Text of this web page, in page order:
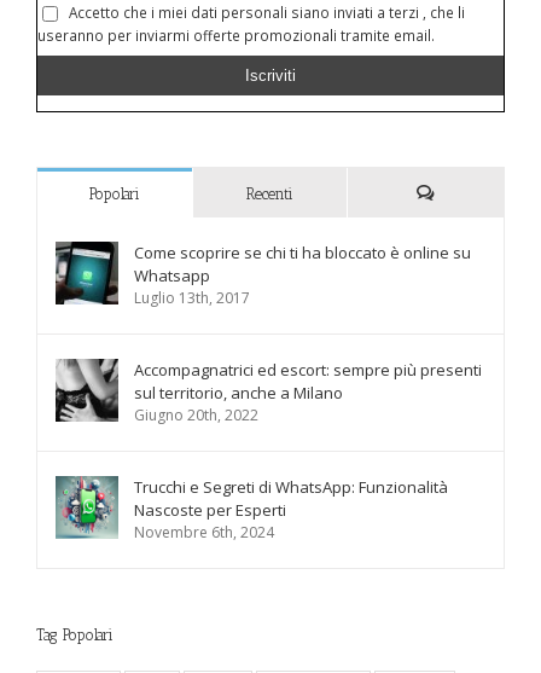
Accetto che i miei dati personali siano inviati a terzi , che li
useranno per inviarmi offerte promozionali tramite email.
Popolari Recenti
Come scoprire se chi ti ha bloccato è online su
Whatsapp
Luglio 13th, 2017
Accompagnatrici ed escort: sempre più presenti
sul territorio, anche a Milano
Giugno 20th, 2022
Trucchi e Segreti di WhatsApp: Funzionalità
Nascoste per Esperti
Novembre 6th, 2024
Tag Popolari